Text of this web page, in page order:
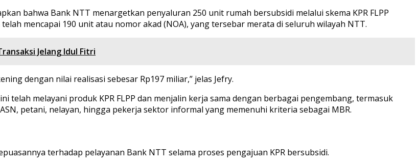
bahwa Bank NTT menargetkan penyaluran 250 unit rumah bersubsidi melalui skema KPR FLPP
mencapai 190 unit atau nomor akad (NOA), yang tersebar merata di seluruh wilayah NTT.
Jelang Idul Fitri
dengan nilai realisasi sebesar Rp197 miliar,” jelas Jefry.
telah melayani produk KPR FLPP dan menjalin kerja sama dengan berbagai pengembang, termasuk
petani, nelayan, hingga pekerja sektor informal yang memenuhi kriteria sebagai MBR.
terhadap pelayanan Bank NTT selama proses pengajuan KPR bersubsidi.